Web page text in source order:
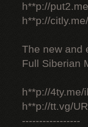
h**p://
h**p://
The new and
Full Siberian
h**p://4ty.me/
h**p://tt.vg/
-----------------